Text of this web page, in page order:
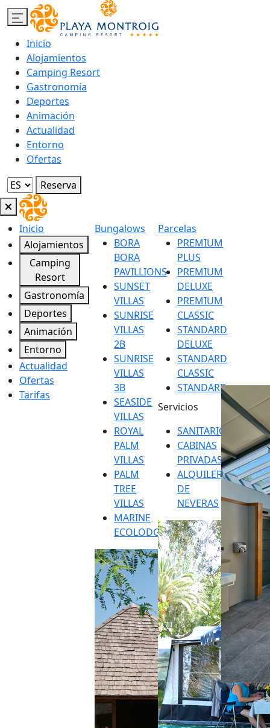
Inicio
Alojamientos
Camping Resort
Gastronomía
Deportes
Animación
Actualidad
Entorno
Ofertas
Reserva
Inicio
Alojamientos
Camping
Resort
Gastronomía
Deportes
Animación
Entorno
Actualidad
Ofertas
Tarifas
Bungalows
BORA
BORA
PAVILLIONS
SUNSET
VILLAS
SUNRISE
VILLAS
2B
SUNRISE
VILLAS
3B
SEASIDE
VILLAS
ROYAL
PALM
VILLAS
PALM
TREE
VILLAS
MARINE
ECOLODGE
Parcelas
PREMIUM
PLUS
PREMIUM
DELUXE
PREMIUM
CLASSIC
STANDARD
DELUXE
STANDARD
CLASSIC
STANDARD
Servicios
SANITARIOS
CABINAS
PRIVADAS
ALQUILER
DE
NEVERAS